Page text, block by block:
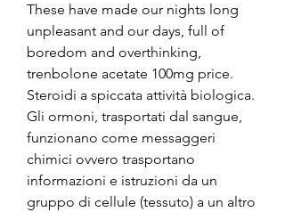
These have made our nights long
unpleasant and our days, full of
boredom and overthinking,
trenbolone acetate 100mg price.
Steroidi a spiccata attività biologica.
Gli ormoni, trasportati dal sangue,
funzionano come messaggeri
chimici ovvero trasportano
informazioni e istruzioni da un
gruppo di cellule (tessuto) a un altro